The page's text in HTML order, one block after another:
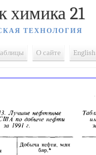
химика 21
ТЕХНОЛОГИЯ
О сайте English